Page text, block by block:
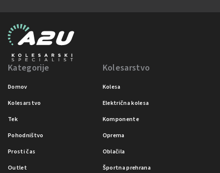
Kategorije
Domov
Kolesarstvo
Tek
Pohodništvo
Prosti čas
Outlet
Kolesarstvo
Kolesa
Električna kolesa
Komponente
Oprema
Oblačila
Športna prehrana